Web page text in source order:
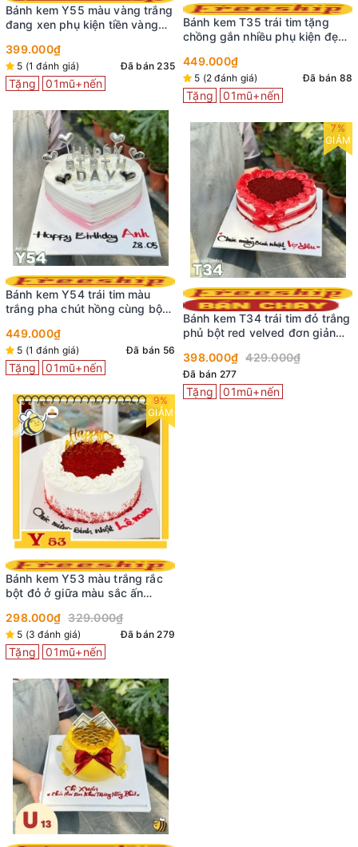
Bánh kem Y55 màu vàng trắng
đang xen phụ kiện tiền vàng
399.000₫
5 (1 đánh giá) Đã bán 235
Tặng 01mũ+nến
Bánh kem Y54 trái tim màu
trắng pha chút hồng cùng bộ
449.000₫
5 (1 đánh giá) Đã bán 56
Tặng 01mũ+nến
9%
GIẢM
Bánh kem Y53 màu trắng rắc
bột đỏ ở giữa màu sắc ấn
298.000₫ 329.000₫
5 (3 đánh giá) Đã bán 279
Tặng 01mũ+nến
Bánh kem T35 trái tim tặng
chồng gắn nhiều phụ kiện đẹp
449.000₫
5 (2 đánh giá) Đã bán 88
Tặng 01mũ+nến
7%
GIẢM
Bánh kem T34 trái tim đỏ trắng
phủ bột red velved đơn giản
398.000₫ 429.000₫
Đã bán 277
Tặng 01mũ+nến